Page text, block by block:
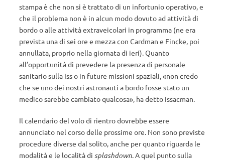
stampa è che non si è trattato di un infortunio operativo, e
che il problema non è in alcun modo dovuto ad attività di
bordo o alle attività extraveicolari in programma (ne era
prevista una di sei ore e mezza con Cardman e Fincke, poi
annullata, proprio nella giornata di ieri). Quanto
all’opportunità di prevedere la presenza di personale
sanitario sulla Iss o in future missioni spaziali, «non credo
che se uno dei nostri astronauti a bordo fosse stato un
medico sarebbe cambiato qualcosa», ha detto Issacman.
Il calendario del volo di rientro dovrebbe essere
annunciato nel corso delle prossime ore. Non sono previste
procedure diverse dal solito, anche per quanto riguarda le
modalità e le località di splashdown. A quel punto sulla